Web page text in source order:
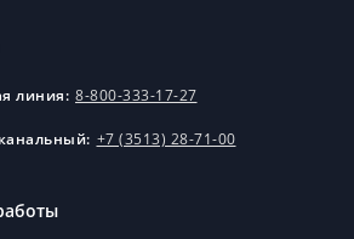
линия: 8-800-333-17-27
+7 (3513) 28-71-00